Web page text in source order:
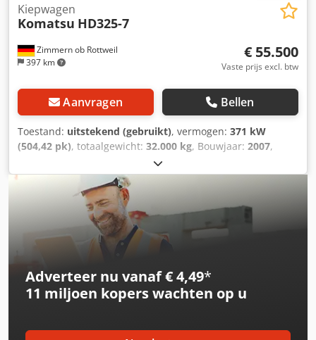
Zimmern ob Rottweil
397 km
Kiepwagen
Komatsu HD325-7
€ 55.500
Vaste prijs excl. btw
Aanvragen Bellen
Toestand: uitstekend (gebruikt), vermogen: 371 kW
(504,42 pk), totaalgewicht: 32.000 kg, Bouwjaar: 2007,
, KOMATSU HD325-7 Bouwjaar: 2007
Bedrijfsuren: 26.259 uur Gesloten cabine Radio
Airconditioning Achteruitrijcamera Kiepbakverwarming
Staat van de bak: 60-70% over Centrale smeerinstallatie
Bandenmaat: 18.00R33, ca. 80% profiel Motorvermogen:
371 kW CE / EPA Bedrijfsgewicht: 32 ton. Djdpfx Agsyybt
Adverteer nu vanaf € 4,49*
11 miljoen koperswachten op u